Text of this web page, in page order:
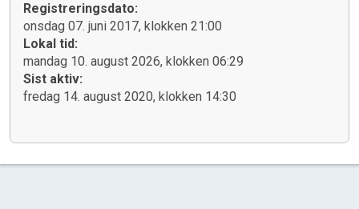
Registreringsdato:
onsdag 07. juni 2017, klokken 21:00
Lokal tid:
mandag 10. august 2026, klokken 06:29
Sist aktiv:
fredag 14. august 2020, klokken 14:30